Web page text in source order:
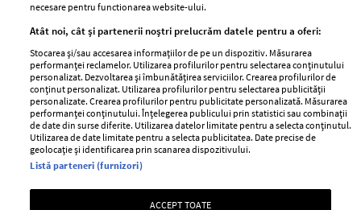
GSP
Unica
Baby
Retete
femei
Viva
Avantaje
Retete practice
Pariază responsabil! Decizia ONJN nr. 821/25.09.2025.
Jocurile de noroc sunt interzise minorilor.
necesare pentru functionarea website-ului.
Atât noi, cât și partenerii noștri prelucrăm datele pentru a oferi:
Stocarea și/sau accesarea informațiilor de pe un dispozitiv. Măsurarea
performanței reclamelor. Utilizarea profilurilor pentru selectarea conținutului
personalizat. Dezvoltarea și îmbunătățirea serviciilor. Crearea profilurilor de
conținut personalizat. Utilizarea profilurilor pentru selectarea publicității
personalizate. Crearea profilurilor pentru publicitate personalizată. Măsurarea
performanței conținutului. Înțelegerea publicului prin statistici sau combinații
de date din surse diferite. Utilizarea datelor limitate pentru a selecta conținutul.
Utilizarea de date limitate pentru a selecta publicitatea. Date precise de
geolocație și identificarea prin scanarea dispozitivului.
Listă parteneri (furnizori)
ACCEPT TOATE